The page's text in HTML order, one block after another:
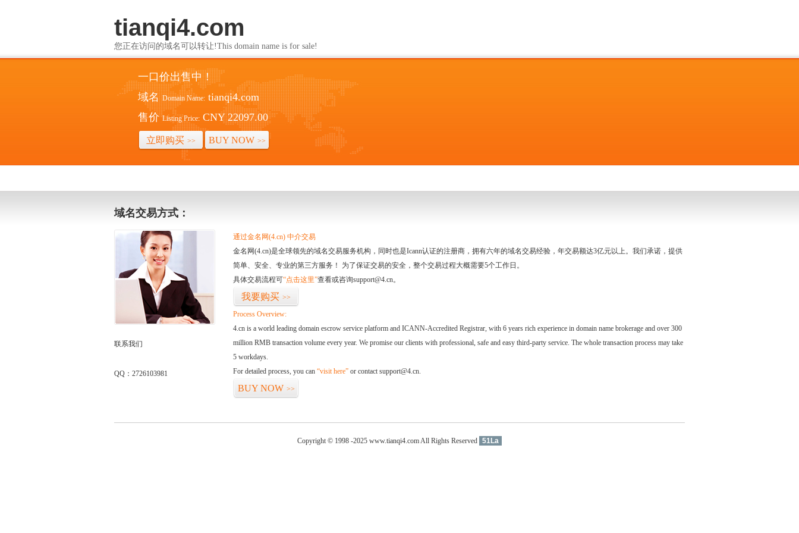
tianqi4.com
您正在访问的域名可以转让!This domain name is for sale!
一口价出售中！
域名 Domain Name: tianqi4.com
售价 Listing Price: CNY 22097.00
立即购买 >> BUY NOW >>
域名交易方式：
联系我们
QQ：2726103981
通过金名网(4.cn) 中介交易
金名网(4.cn)是全球领先的域名交易服务机构，同时也是Icann认证的注册商，拥有六年的域名交易经验，年交易额达3亿元以上。我们承诺，提供
简单、安全、专业的第三方服务！ 为了保证交易的安全，整个交易过程大概需要5个工作日。
具体交易流程可“点击这里”查看或咨询support@4.cn。
我要购买 >>
Process Overview:
4.cn is a world leading domain escrow service platform and ICANN-Accredited Registrar, with 6 years rich experience in domain name brokerage and over 300
million RMB transaction volume every year. We promise our clients with professional, safe and easy third-party service. The whole transaction process may take
5 workdays.
For detailed process, you can “visit here” or contact support@4.cn.
BUY NOW >>
Copyright © 1998 -2025 www.tianqi4.com All Rights Reserved 51La